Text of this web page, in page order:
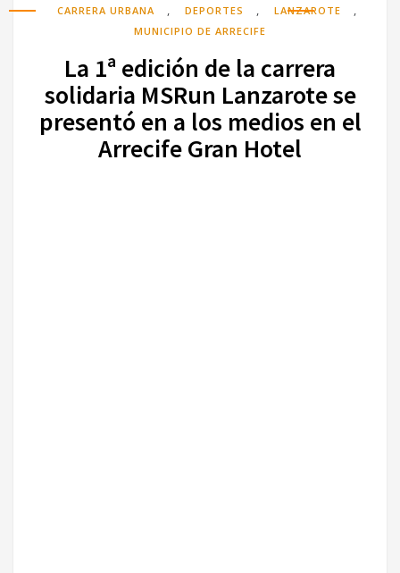
CARRERA URBANA , DEPORTES , LANZAROTE ,
MUNICIPIO DE ARRECIFE
La 1ª edición de la carrera
solidaria MSRun Lanzarote se
presentó en a los medios en el
Arrecife Gran Hotel